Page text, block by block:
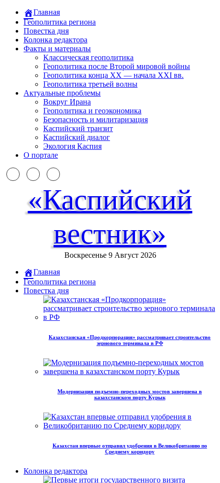
Главная
Геополитика региона
Повестка дня
Колонка редактора
Факты и материалы
Классическая геополитика
Геополитика после Второй мировой войны
Геополитика конца XX — начала XXI вв.
Геополитика третьей волны
Актуальные проблемы
Вокруг Ирана
Геополитика и геоэкономика
Безопасность и милитаризация
Каспийский транзит
Каспийский диалог
Экология Каспия
О портале
«Каспийский
вестник»
Воскресенье 9 Август 2026
Главная
Геополитика региона
Повестка дня
Казахстанская «Продкорпорация» рассматривает строительство
зернового терминала в РФ
Модернизация подъемно-переходных мостов завершена в
казахстанском порту Курык
Казахстан впервые отправил удобрения в Великобританию по
Среднему коридору
Колонка редактора